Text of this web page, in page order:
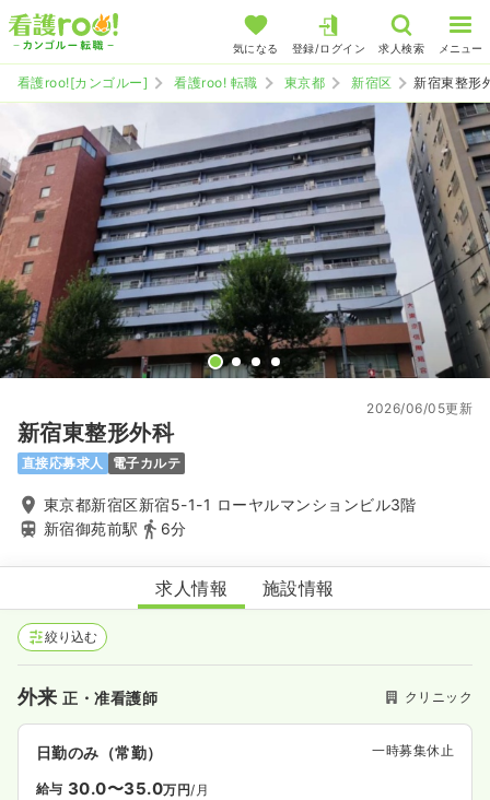
気になる 登録/ログイン 求人検索 メニュー
看護roo![カンゴルー] 看護roo! 転職 東京都 新宿区 新宿東整形
新宿東整形外科
2026/06/05更新
直接応募求人 電子カルテ
東京都新宿区新宿5-1-1 ローヤルマンションビル3階
新宿御苑前駅
6分
新宿東整形外科
求人情報 施設情報
絞り込む
外来正・准看護師 クリニック
日勤のみ（常勤） 一時募集休止
給与 30.0〜35.0万円/月